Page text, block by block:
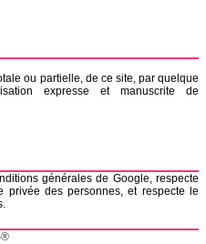
ou partielle, de ce site, par quelque
expresse et manuscrite de
générales de Google, respecte
privée des personnes, et respecte le